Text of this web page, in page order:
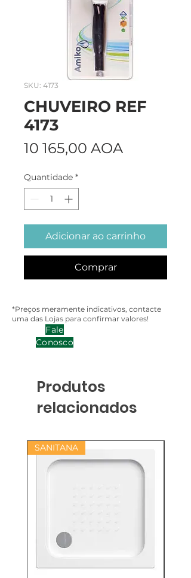
SKU: 4173
CHUVEIRO REF
4173
10 165,00 AOA
Quantidade *
Adicionar ao carrinho
Comprar
*Preços meramente indicativos, contacte
uma das Lojas para confirmar valores!
Fale
Conosco
Produtos
relacionados
SANITANA